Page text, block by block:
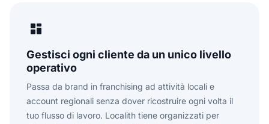
Gestisci ogni cliente da un unico livello
operativo
Passa da brand in franchising ad attività locali e
account regionali senza dover ricostruire ogni volta il
tuo flusso di lavoro. Localith tiene organizzati per